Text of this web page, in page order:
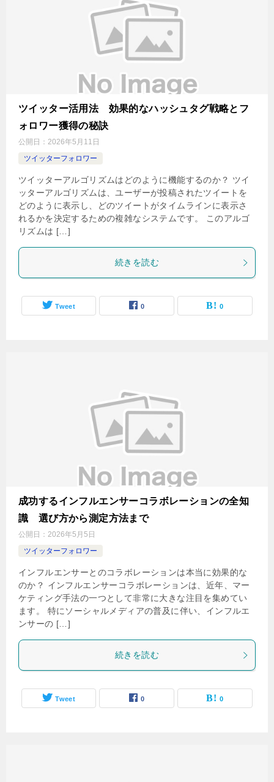
ツイッター活用法 効果的なハッシュタグ戦略とフ
ォロワー獲得の秘訣
公開日： 2026年5月11日
ツイッターフォロワー
ツイッターアルゴリズムはどのように機能するのか？ ツイ
ッターアルゴリズムは、ユーザーが投稿されたツイートを
どのように表示し、どのツイートがタイムラインに表示さ
れるかを決定するための複雑なシステムです。 このアルゴ
リズムは […]
続きを読む
Tweet 0 0
成功するインフルエンサーコラボレーションの全知
識 選び方から測定方法まで
公開日： 2026年5月5日
ツイッターフォロワー
インフルエンサーとのコラボレーションは本当に効果的な
のか？ インフルエンサーコラボレーションは、近年、マー
ケティング手法の一つとして非常に大きな注目を集めてい
ます。 特にソーシャルメディアの普及に伴い、インフルエ
ンサーの […]
続きを読む
Tweet 0 0